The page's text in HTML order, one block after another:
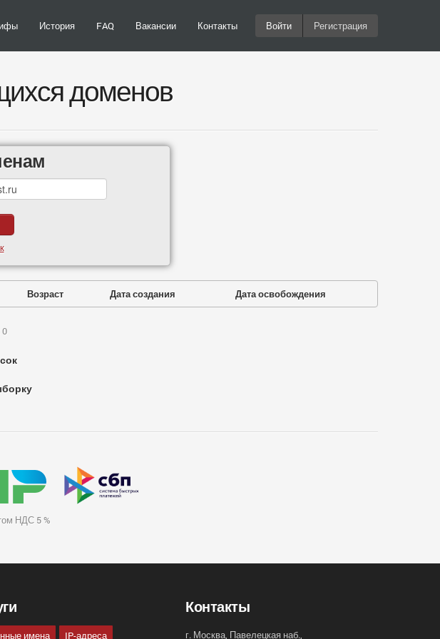
История FAQ Вакансии Контакты Войти Регистрация
доменов
Возраст Дата создания Дата освобождения
НДС 5 %
имена IP-адреса
Контакты
г. Москва, Павелецкая наб.,